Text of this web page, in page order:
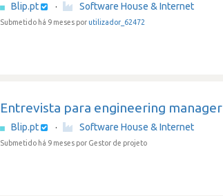
Blip.pt · Software House & Internet
Submetido há 9 meses por utilizador_62472
Entrevista para engineering manager
Blip.pt · Software House & Internet
Submetido há 9 meses por Gestor de projeto